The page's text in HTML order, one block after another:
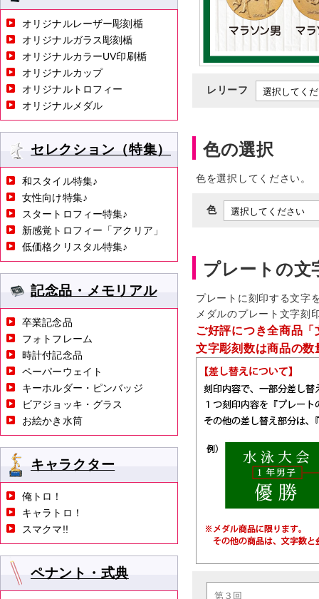
レリーフ
色の選択
色を選択してください。
色
プレートの文
プレートに刻印する文字
メダルのプレート文字刻
ご好評につき全商品
文字彫刻数は商品の
オリジナルレーザー彫刻楯
オリジナルガラス彫刻楯
オリジナルカラーUV印刷楯
オリジナルカップ
オリジナルトロフィー
オリジナルメダル
セレクション（特集）
和スタイル特集♪
女性向け特集♪
スタートロフィー特集♪
新感覚トロフィー「アクリア」
低価格クリスタル特集♪
記念品・メモリアル
卒業記念品
フォトフレーム
時計付記念品
ペーパーウェイト
キーホルダー・ピンバッジ
ビアジョッキ・グラス
お絵かき水筒
キャラクター
俺トロ！
キャラトロ！
スマクマ!!
ペナント・式典